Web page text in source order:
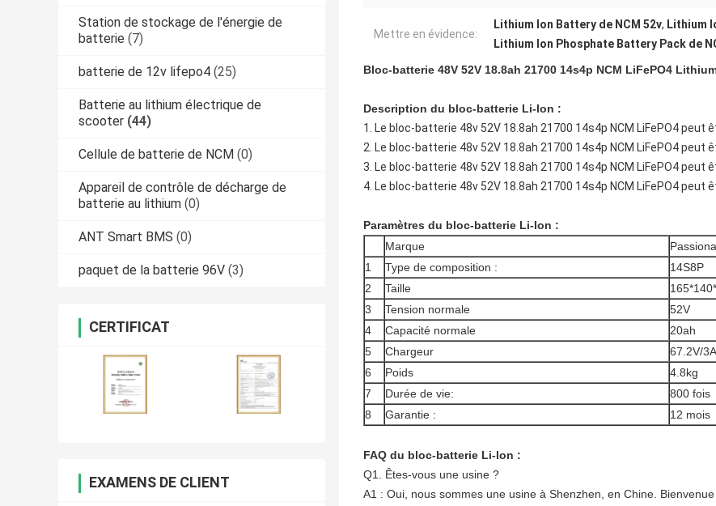
Station de stockage de l'énergie de
batterie (7)
batterie de 12v lifepo4 (25)
Batterie au lithium électrique de
scooter (44)
Cellule de batterie de NCM (0)
Appareil de contrôle de décharge de
batterie au lithium (0)
ANT Smart BMS (0)
paquet de la batterie 96V (3)
CERTIFICAT
EXAMENS DE CLIENT
Mettre en évidence:
Lithium Ion Battery de NCM 52v, Lithium
Lithium Ion Phosphate Battery Pack de
Bloc-batterie 48V 52V 18.8ah 21700 14s4p NCM LiFePO4
Description du bloc-batterie Li-Ion :
1. Le bloc-batterie 48v 52V 18.8ah 21700 14s4p NCM LiFePO4 peut
2. Le bloc-batterie 48v 52V 18.8ah 21700 14s4p NCM LiFePO4
3. Le bloc-batterie 48v 52V 18.8ah 21700 14s4p NCM LiFePO4
4. Le bloc-batterie 48v 52V 18.8ah 21700 14s4p NCM LiFePO4
Paramètres du bloc-batterie Li-Ion :
Marque
1
Type de composition :
14S8P
2
Taille
3
Tension normale
52V
4
Capacité normale
20ah
5
Chargeur
67.2V/3A
6
Poids
4.8kg
7
Durée de vie:
800 fois
8
Garantie : 12 mois
FAQ du bloc-batterie Li-Ion :
Q1. Êtes-vous une usine ?
A1 : Oui, nous sommes une usine à Shenzhen, en Chine.